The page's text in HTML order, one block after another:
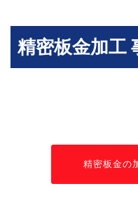
精密板金加工
精密板金の